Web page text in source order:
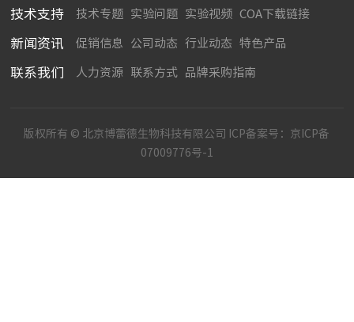
技术支持 技术专题 实验问题 实验视频 COA下载链接
新闻资讯 促销信息 公司动态 行业动态 特色产品
联系我们 人力资源 联系方式 品牌采购指南
版权所有 © 北京博蕾德生物科技有限公司 ICP备案号： 京ICP备
07009776号-1